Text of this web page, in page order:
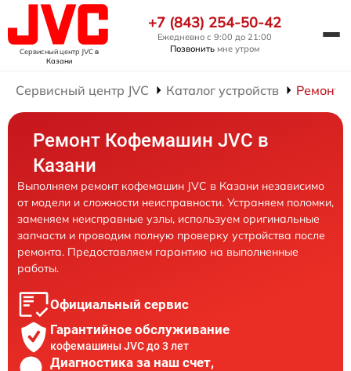
Сервисный центр JVCв
Казани
+7 (843) 254-50-42
Ежедневно с 9:00 до 21:00
Позвонить мне утром
Сервисный центр JVC Каталог устройств Ремонт
Ремонт Кофемашин JVC в
Казани
Выполняем ремонт кофемашин JVC в Казани независимо
от модели и сложности неисправности. Устраняем поломки,
заменяем неисправные узлы, используем оригинальные
запчасти и проводим полную проверку устройства после
ремонта. Предоставляем гарантию на выполненные
работы.
Официальный сервис
Гарантийное обслуживание
кофемашины JVC до 3 лет
Диагностика за наш счет,